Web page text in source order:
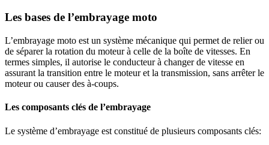
Les bases de l’embrayage moto
L’embrayage moto est un système mécanique qui permet de relier ou
de séparer la rotation du moteur à celle de la boîte de vitesses. En
termes simples, il autorise le conducteur à changer de vitesse en
assurant la transition entre le moteur et la transmission, sans arrêter le
moteur ou causer des à-coups.
Les composants clés de l’embrayage
Le système d’embrayage est constitué de plusieurs composants clés: